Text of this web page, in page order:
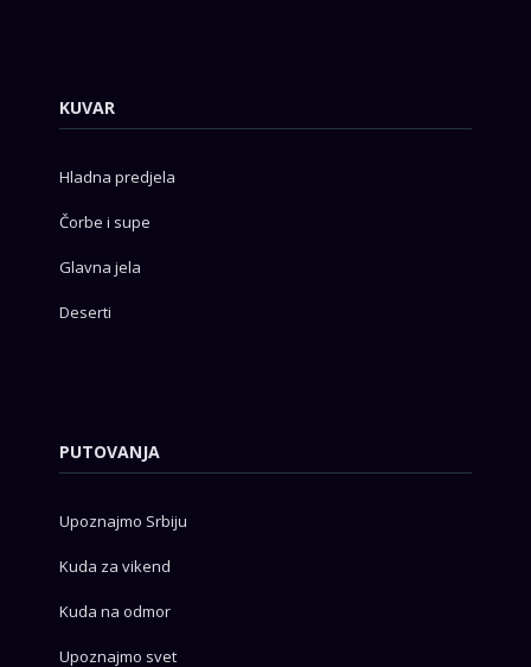
KUVAR
Hladna predjela
Čorbe i supe
Glavna jela
Deserti
PUTOVANJA
Upoznajmo Srbiju
Kuda za vikend
Kuda na odmor
Upoznajmo svet